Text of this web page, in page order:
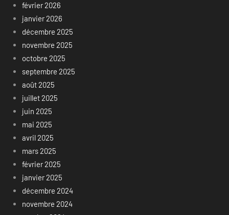
février 2026
janvier 2026
décembre 2025
novembre 2025
octobre 2025
septembre 2025
août 2025
juillet 2025
juin 2025
mai 2025
avril 2025
mars 2025
février 2025
janvier 2025
décembre 2024
novembre 2024